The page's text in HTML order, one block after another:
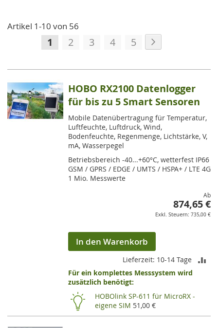
Artikel 1-10 von 56
Seite
Sie
gerade
die
Seite
1 Seite
2 Seite
3 Seite
4 Seite
5
HOBO RX2100 Datenlogger
für bis zu 5 Smart Sensoren
Mobile Datenübertragung für Temperatur,
Luftfeuchte, Luftdruck, Wind,
Bodenfeuchte, Regenmenge, Lichtstärke, V,
mA, Wasserpegel
Betriebsbereich -40...+60°C, wetterfest IP66
GSM / GPRS / EDGE / UMTS / HSPA+ / LTE 4G
1 Mio. Messwerte
Ab
874,65 €
735,00 €
In den Warenkorb
Lieferzeit: 10-14 Tage
Für ein komplettes Messsystem wird
zusätzlich benötigt:
HOBOlink SP-611 für MicroRX -
eigene SIM 51,00 €